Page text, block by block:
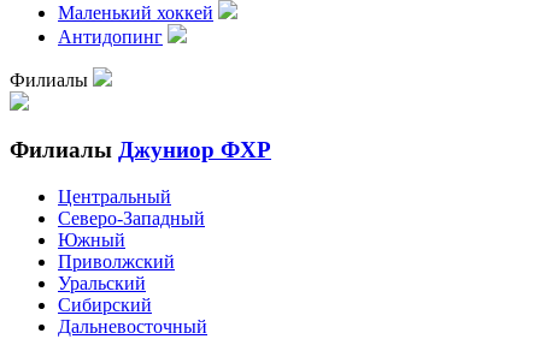
Маленький хоккей
Антидопинг
Филиалы
Филиалы Джуниор ФХР
Центральный
Северо-Западный
Южный
Приволжский
Уральский
Сибирский
Дальневосточный